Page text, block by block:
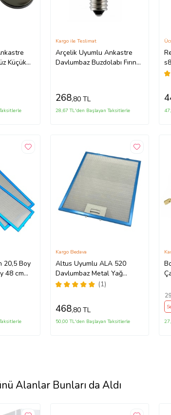
Küçük
(Gri)
Arçelik Uyumlu Ankastre
Davlumbaz Buzdolabı Fırın
Kargo ile Teslimat
268,80 TL
28,67 TL'den Başlayan Taksitlerle
20,5 Boy
48 cm
Altus Uyumlu ALA 520
Davlumbaz Metal Yağ
Filtresi
(1)
Kargo Bedava
468,80 TL
50,00 TL'den Başlayan Taksitlerle
Alanlar Bunları da Aldı